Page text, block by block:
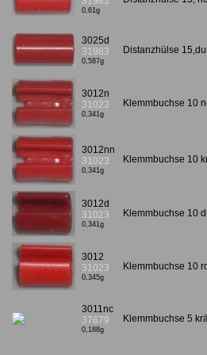
0,61g
3025d
31983
0,587g
Distanzhülse
3012n
31023
0,341g
Klemmbuchse 10
3012nn
31023
0,341g
Klemmbuchse 10
3012d
31023
0,341g
Klemmbuchse 10
3012
31023
0,345g
Klemmbuchse 10
3011nc
37679
0,188g
Klemmbuchse 5